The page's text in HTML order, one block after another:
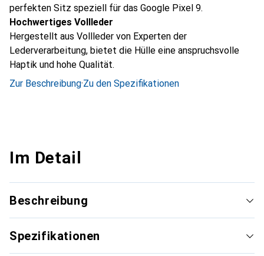
perfekten Sitz speziell für das Google Pixel 9.
Hochwertiges Vollleder
Hergestellt aus Vollleder von Experten der
Lederverarbeitung, bietet die Hülle eine anspruchsvolle
Haptik und hohe Qualität.
Zur Beschreibung·Zu den Spezifikationen
Im Detail
Beschreibung
Spezifikationen